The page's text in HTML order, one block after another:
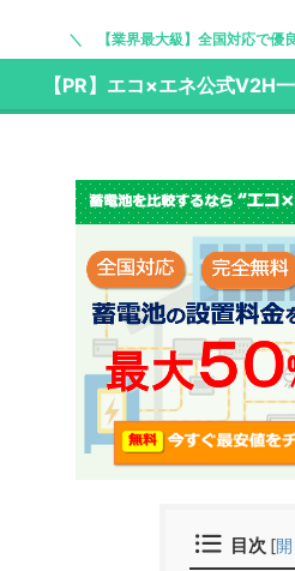
【業界最大級】全国対応で優
【PR】エコ×エネ公式V2H
目次 [開